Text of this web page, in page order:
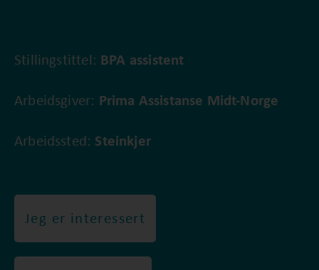
Stillingstittel: BPA assistent
Arbeidsgiver: Prima Assistanse Midt-Norge
Arbeidssted: Steinkjer
Jeg er interessert